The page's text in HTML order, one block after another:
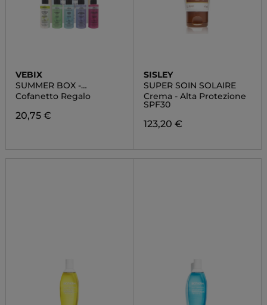
VEBIX
SUMMER BOX -
EDIZIONE LIMITATA
Cofanetto Regalo
20,75 €
SISLEY
SUPER SOIN SOLAIRE
Crema - Alta Protezione
SPF30
123,20 €